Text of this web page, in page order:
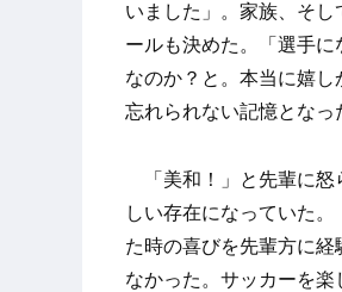
いました」。家族、そ
ールも決めた。「選手
なのか？と。本当に嬉し
忘れられない記憶となっ
「美和！」と先輩に怒
しい存在になっていた
た時の喜びを先輩方に
なかった。サッカーを